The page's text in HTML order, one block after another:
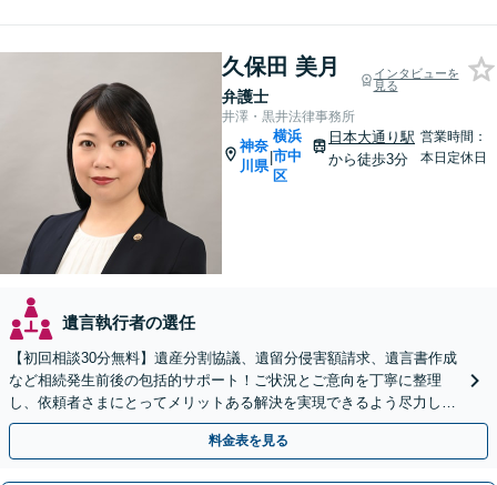
久保田 美月
弁護士
インタビューを
見る
井澤・黒井法律事務所
神奈
川県
|
横浜
市中
区
日本大通り駅
から徒歩3分
営業時間：
本日定休日
遺言執行者の選任
【初回相談30分無料】遺産分割協議、遺留分侵害額請求、遺言書作成
など相続発生前後の包括的サポート！ご状況とご意向を丁寧に整理
し、依頼者さまにとってメリットある解決を実現できるよう尽力しま
す【休日・夜間相談対応（要予約）】【日本大通り駅3分】
料金表を見る